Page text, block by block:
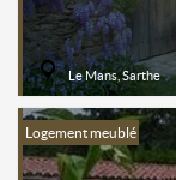
Le Mans, Sarthe
Logement meublé